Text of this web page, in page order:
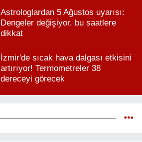
Astrologlardan 5 Ağustos uyarısı:
Dengeler değişiyor, bu saatlere
dikkat
İzmir'de sıcak hava dalgası etkisini
artırıyor! Termometreler 38
dereceyi görecek